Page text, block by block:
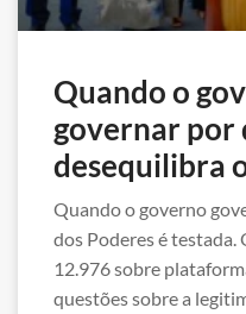
Quando o
governar por
desequilibra
Quando o governo
dos Poderes é testada.
12.976 sobre
questões sobre a